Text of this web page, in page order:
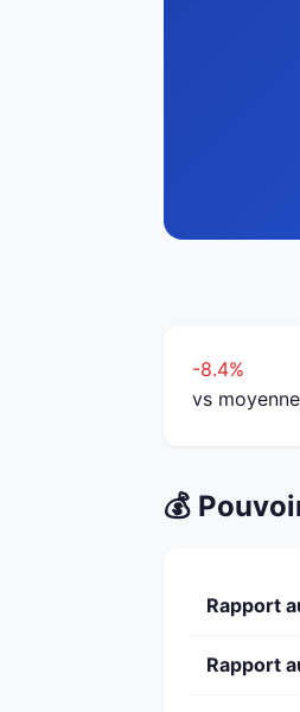
-8.4%
vs
💰
Rapport
Rapport